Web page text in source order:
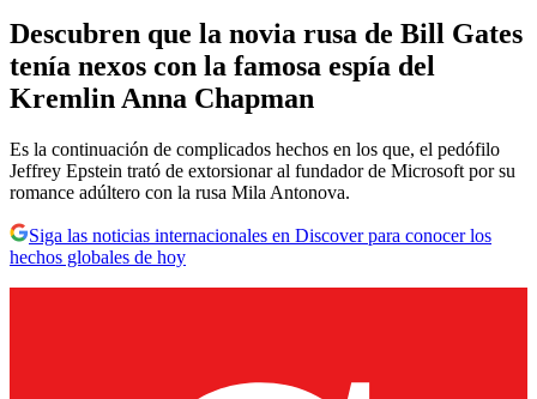
Descubren que la novia rusa de Bill Gates
tenía nexos con la famosa espía del
Kremlin Anna Chapman
Es la continuación de complicados hechos en los que, el pedófilo
Jeffrey Epstein trató de extorsionar al fundador de Microsoft por su
romance adúltero con la rusa Mila Antonova.
Siga las noticias internacionales en Discover para conocer los
hechos globales de hoy